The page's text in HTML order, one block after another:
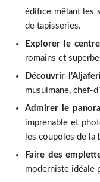
édifice mêlant les
de tapisseries.
Explorer le
romains et
Découvrir
musulmane, chef-
Admirer le
imprenable et
les coupoles de la
Faire des
moderniste idéale